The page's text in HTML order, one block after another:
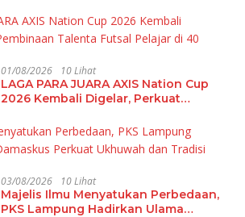
01/08/2026 10 Lihat
LAGA PARA JUARA AXIS Nation Cup
2026 Kembali Digelar, Perkuat
40 Kota
03/08/2026 10 Lihat
Majelis Ilmu Menyatukan Perbedaan,
PKS Lampung Hadirkan Ulama